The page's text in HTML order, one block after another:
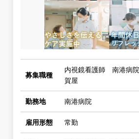
募集職種
内視鏡看護師 南港病
賀屋
勤務地 南港病院
雇用形態 常勤